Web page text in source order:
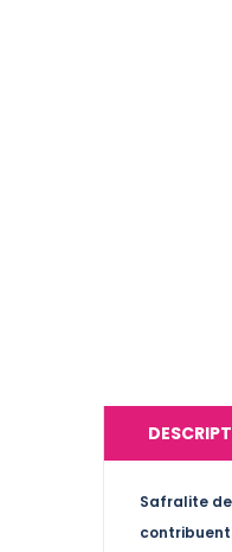
Safralite de
contribuent